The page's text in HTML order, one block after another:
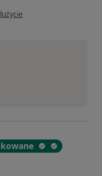
Mateusz